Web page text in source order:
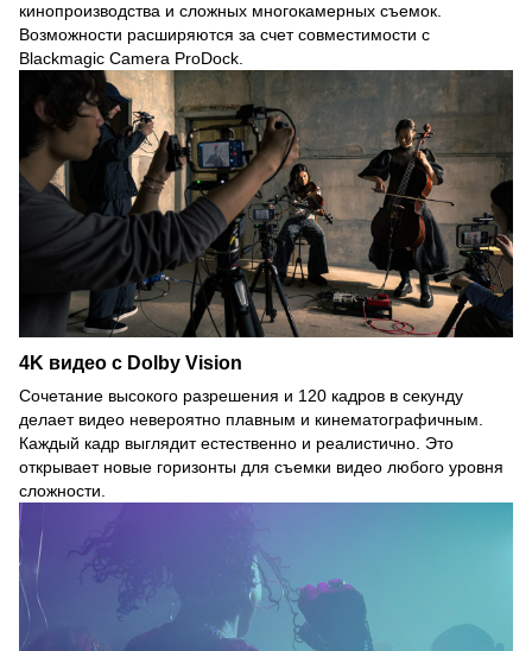
кинопроизводства и сложных многокамерных съемок.
Возможности расширяются за счет совместимости с
Blackmagic Camera ProDock.
4K видео с Dolby Vision
Сочетание высокого разрешения и 120 кадров в секунду
делает видео невероятно плавным и кинематографичным.
Каждый кадр выглядит естественно и реалистично. Это
открывает новые горизонты для съемки видео любого уровня
сложности.